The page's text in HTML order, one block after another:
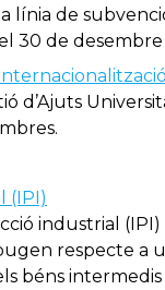
línia de
30 de desembre
d’Ajuts
(IPI)
industrial
respecte a
béns intermedis